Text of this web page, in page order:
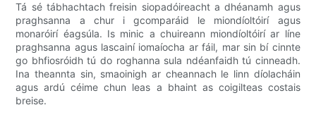
Tá sé tábhachtach freisin siopadóireacht a dhéanamh agus
praghsanna a chur i gcomparáid le miondíoltóirí agus
monaróirí éagsúla. Is minic a chuireann miondíoltóirí ar líne
praghsanna agus lascainí iomaíocha ar fáil, mar sin bí cinnte
go bhfiosróidh tú do roghanna sula ndéanfaidh tú cinneadh.
Ina theannta sin, smaoinigh ar cheannach le linn díolacháin
agus ardú céime chun leas a bhaint as coigilteas costais
breise.